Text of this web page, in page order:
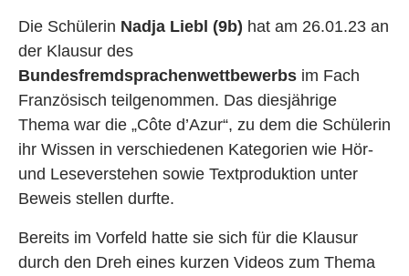
Die Schülerin Nadja Liebl (9b) hat am 26.01.23 an
der Klausur des
Bundesfremdsprachenwettbewerbs im Fach
Französisch teilgenommen. Das diesjährige
Thema war die „Côte d’Azur“, zu dem die Schülerin
ihr Wissen in verschiedenen Kategorien wie Hör-
und Leseverstehen sowie Textproduktion unter
Beweis stellen durfte.
Bereits im Vorfeld hatte sie sich für die Klausur
durch den Dreh eines kurzen Videos zum Thema